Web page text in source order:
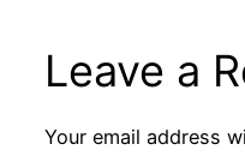
Leave a
Your email address